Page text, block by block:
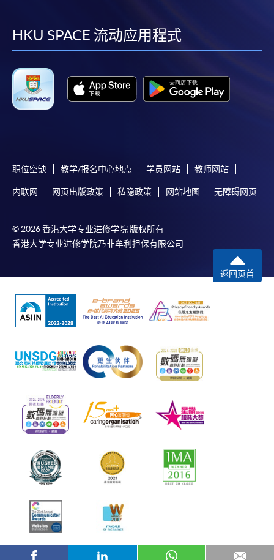
facebook
youtube
linkedin
HKU SPACE 流动应用程式
职位空缺 教学/报名中心地点 学员网站 教师网站
内联网 网页出版政策 私隐政策 网站地图 无障碍网页
© 2026 香港大学专业进修学院 版权所有
香港大学专业进修学院乃非牟利担保有限公司
返回页首